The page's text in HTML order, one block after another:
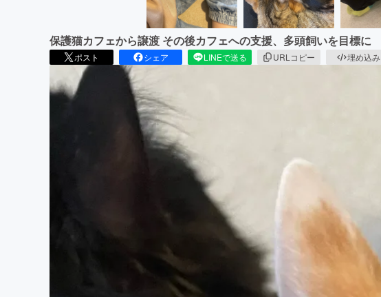
保護猫カフェから譲渡 その後カフェへの支援、多頭飼いを目標に
ポスト シェア LINEで送る URLコピー 埋め込み